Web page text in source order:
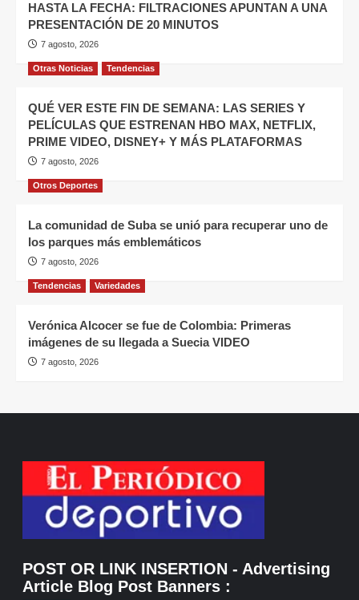
HASTA LA FECHA: FILTRACIONES APUNTAN A UNA
PRESENTACIÓN DE 20 MINUTOS
7 agosto, 2026
Otras Noticias Tendencias
QUÉ VER ESTE FIN DE SEMANA: LAS SERIES Y
PELÍCULAS QUE ESTRENAN HBO MAX, NETFLIX,
PRIME VIDEO, DISNEY+ Y MÁS PLATAFORMAS
7 agosto, 2026
Otros Deportes
La comunidad de Suba se unió para recuperar uno de
los parques más emblemáticos
7 agosto, 2026
Tendencias Variedades
Verónica Alcocer se fue de Colombia: Primeras
imágenes de su llegada a Suecia VIDEO
7 agosto, 2026
POST OR LINK INSERTION - Advertising
Article Blog Post Banners :